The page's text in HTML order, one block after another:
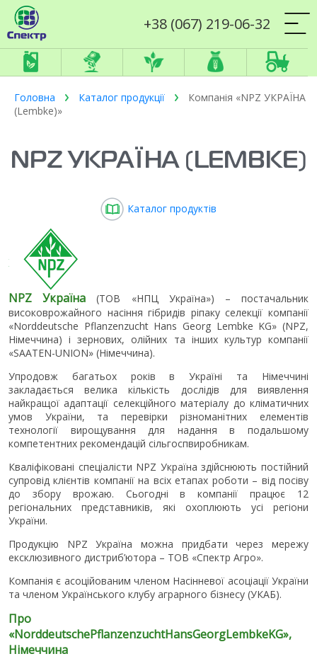
+38 (067) 219-06-32
Головна Каталог продукції
Компанія «NPZ УКРАЇНА
(Lembke)»
NPZ УКРАЇНА (LEMBKE)
Каталог продуктів
NPZ Україна (ТОВ «НПЦ Україна») – постачальник
високоврожайного насіння гібридів ріпаку селекції компанії
«Norddeutsche Pflanzenzucht Hans Georg Lembke KG» (NPZ,
Німеччина) і зернових, олійних та інших культур компанії
«SAATEN-UNION» (Німеччина).
Упродовж багатьох років в Україні та Німеччині
закладається велика кількість дослідів для виявлення
найкращої адаптації селекційного матеріалу до кліматичних
умов України, та перевірки різноманітних елементів
технології вирощування для надання в подальшому
компетентних рекомендацій сільгоспвиробникам.
Кваліфіковані спеціалісти NPZ Україна здійснюють постійний
супровід клієнтів компанії на всіх етапах роботи – від посіву
до збору врожаю. Сьогодні в компанії працює 12
регіональних представників, які охоплюють усі регіони
України.
Продукцію NPZ Україна можна придбати через мережу
ексклюзивного дистриб’ютора – ТОВ «Спектр Агро».
Компанія є асоційованим членом Насінневої асоціації України
та членом Українського клубу аграрного бізнесу (УКАБ).
Про
«NorddeutschePflanzenzuchtHansGeorgLembkeKG»,
Німеччина